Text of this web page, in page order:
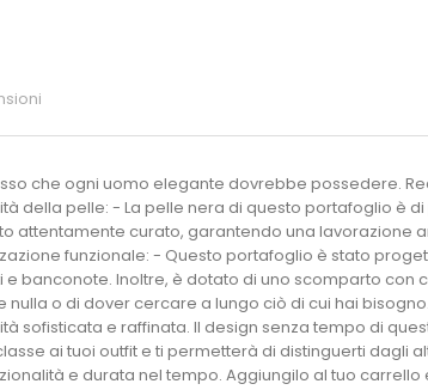
che ogni uomo elegante dovrebbe possedere.
della pelle: - La pelle nera di questo portafoglio è
attentamente curato, garantendo una lavorazione
funzionale: - Questo portafoglio è stato
banconote. Inoltre, è dotato di uno scomparto
o di dover cercare a lungo ciò di cui hai
sofisticata e raffinata. Il design senza tempo di
ai tuoi outfit e ti permetterà di distinguerti dagli
e durata nel tempo. Aggiungilo al tuo